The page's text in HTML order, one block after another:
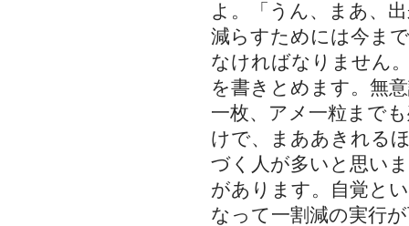
よ。「うん、まあ、
減らすためには今ま
なければなりません
を書きとめます。無
一枚、アメ一粒まで
けで、まああきれる
づく人が多いと思い
があります。自覚と
なって一割減の実行